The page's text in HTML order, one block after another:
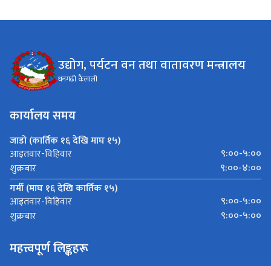
उद्योग, पर्यटन वन तथा वातावरण मन्त्रालय
धनगढी कैलाली
कार्यालय समय
जाडो (कार्तिक १६ देखि माघ १५)
आइतवार-विहिवार
९:००-५:००
शुक्रबार
९:००-४:००
गर्मी (माघ १६ देखि कार्तिक १५)
आइतवार-विहिवार
९:००-५:००
शुक्रबार
९:००-५:००
महत्त्वपूर्ण लिङ्कहरू